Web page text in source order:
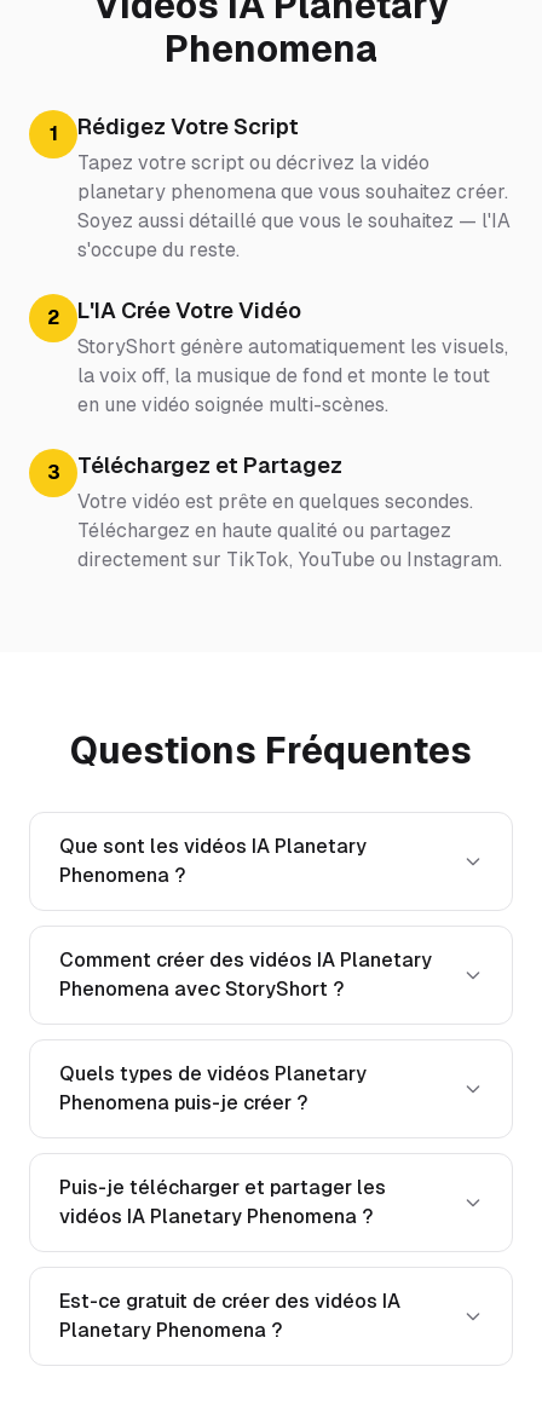
Phenomena
1 Rédigez Votre Script
Tapez votre script ou décrivez la vidéo
planetary phenomena que vous souhaitez créer.
Soyez aussi détaillé que vous le souhaitez — l'IA
s'occupe du reste.
2 L'IA Crée Votre Vidéo
StoryShort génère automatiquement les visuels,
la voix off, la musique de fond et monte le tout
en une vidéo soignée multi-scènes.
3 Téléchargez et Partagez
Votre vidéo est prête en quelques secondes.
Téléchargez en haute qualité ou partagez
directement sur TikTok, YouTube ou Instagram.
Questions Fréquentes
Que sont les vidéos IA Planetary
Phenomena ?
Comment créer des vidéos IA Planetary
Phenomena avec StoryShort ?
Quels types de vidéos Planetary
Phenomena puis-je créer ?
Puis-je télécharger et partager les
vidéos IA Planetary Phenomena ?
Est-ce gratuit de créer des vidéos IA
Planetary Phenomena ?